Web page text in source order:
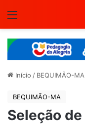
Início / BEQUIMÃO-MA
BEQUIMÃO-MA
Seleção